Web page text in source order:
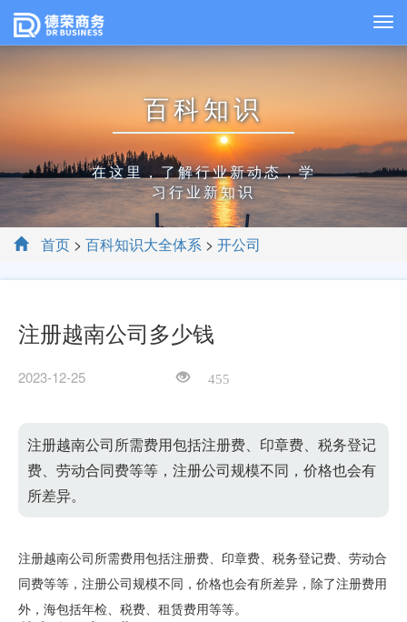
百科知识
在这里，了解行业新动态，学
习行业新知识
首页 > 百科知识大全体系 > 开公司
注册越南公司多少钱
2023-12-25 455
注册越南公司所需费用包括注册费、印章费、税务登记
费、劳动合同费等等，注册公司规模不同，价格也会有
所差异。
注册越南公司所需费用包括注册费、印章费、税务登记费、劳动合
同费等等，注册公司规模不同，价格也会有所差异，除了注册费用
外，海包括年检、税费、租赁费用等等。